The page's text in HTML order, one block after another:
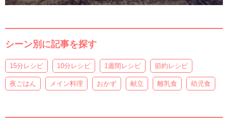
シーン別に記事を探す
15分レシピ 10分レシピ 1週間レシピ 節約レシピ
夜ごはん メイン料理 おかず 献立 離乳食 幼児食